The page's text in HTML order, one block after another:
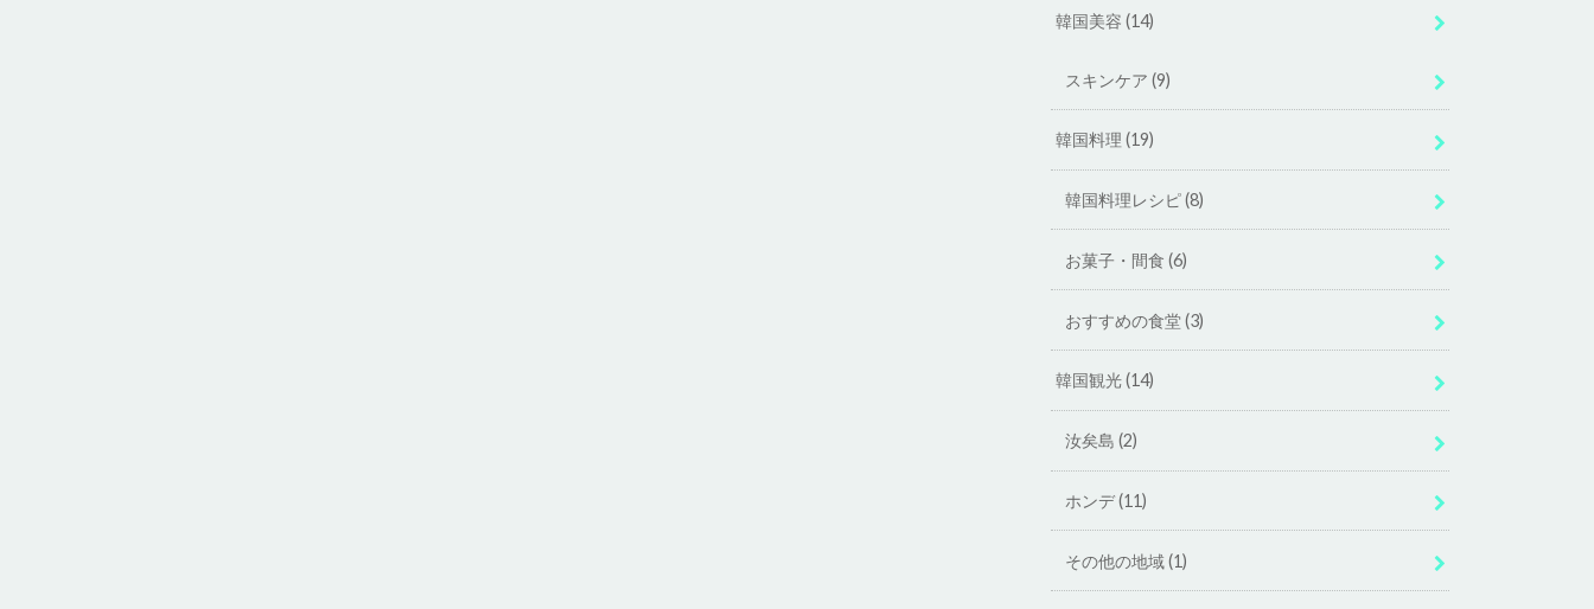
韓国美容(14)
スキンケア (9)
韓国料理(19)
韓国料理レシピ(8)
お菓子・間食 (6)
おすすめの食堂(3)
韓国観光(14)
汝矣島 (2)
ホンデ(11)
その他の地域(1)